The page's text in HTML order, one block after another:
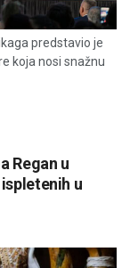
predstavio je
koja nosi snažnu
Regan u
u